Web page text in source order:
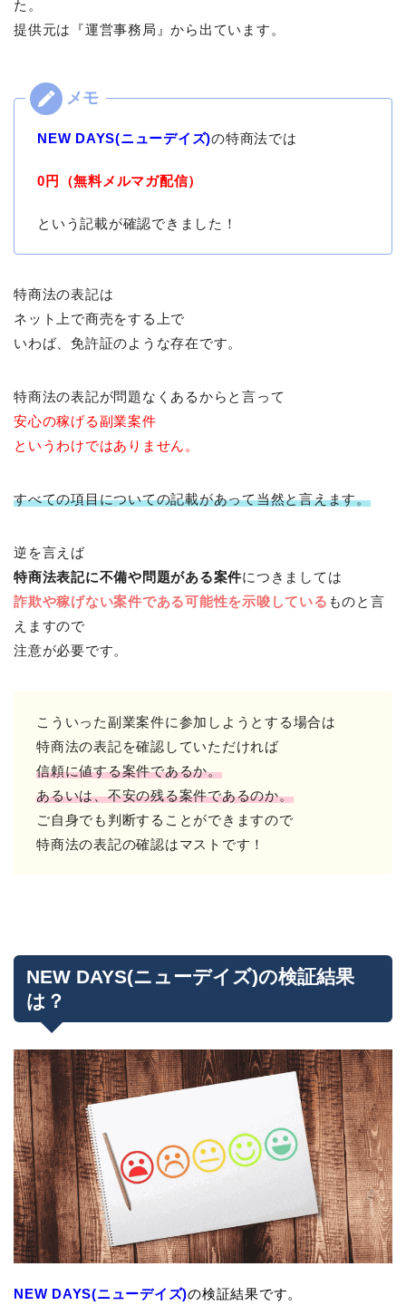
た。
提供元は『運営事務局』から出ています。
NEW DAYS(ニューデイズ)の特商法では
0円（無料メルマガ配信）
という記載が確認できました！
特商法の表記は
ネット上で商売をする上で
いわば、免許証のような存在です。
特商法の表記が問題なくあるからと言って
安心の稼げる副業案件
というわけではありません。
すべての項目についての記載があって当然と言えます。
逆を言えば
特商法表記に不備や問題がある案件につきましては
詐欺や稼げない案件である可能性を示唆している ものと言
えますので
注意が必要です。
こういった副業案件に参加しようとする場合は
特商法の表記を確認していただければ
信頼に値する案件であるか。
あるいは、不安の残る案件であるのか。
ご自身でも判断することができますので
特商法の表記の確認はマストです！
NEW DAYS(ニューデイズ)の検証結果
は？
NEW DAYS(ニューデイズ)の検証結果です。